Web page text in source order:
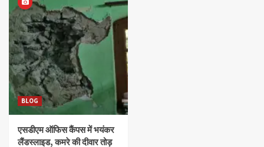
BLOG
एसडीएम ऑफिस कैंपस में भयंकर
लैंडस्लाइड, कमरे की दीवार तोड़